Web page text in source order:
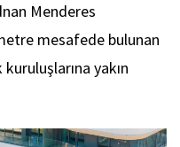
Menderes
mesafede bulunan
yakın